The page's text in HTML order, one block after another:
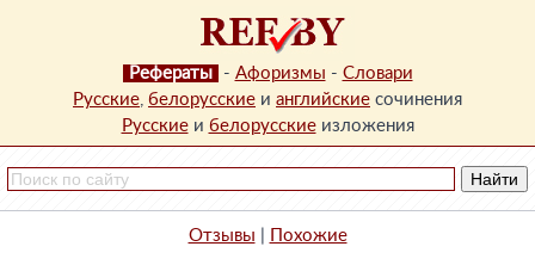
Рефераты - Афоризмы - Словари
Русские, белорусские и английские сочинения
Русскиеи белорусскиеизложения
Отзывы Похожие